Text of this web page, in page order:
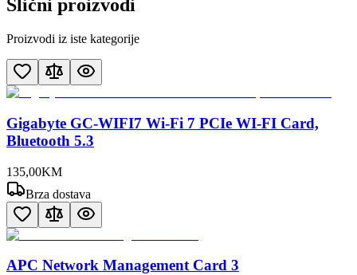
Slični proizvodi
Proizvodi iz iste kategorije
Gigabyte GC-WIFI7 Wi-Fi 7 PCIe WI-FI Card,
Bluetooth 5.3
135,00KM
Brza dostava
APC Network Management Card 3